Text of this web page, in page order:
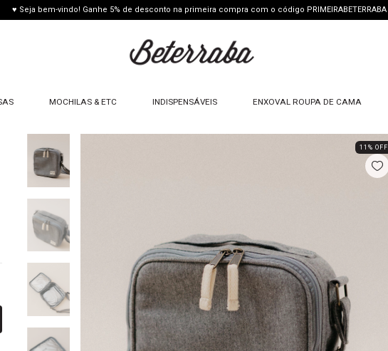
♥ Seja bem-vindo! Ganhe 5% de desconto na primeira compra com o código PRIMEIRABETERRABA
MOCHILAS & ETC INDISPENSÁVEIS ENXOVAL ROUPA DE CAMA
11 % OFF